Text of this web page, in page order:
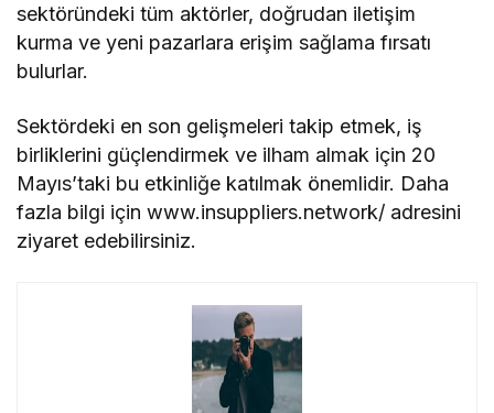
sektöründeki tüm aktörler, doğrudan iletişim
kurma ve yeni pazarlara erişim sağlama fırsatı
bulurlar.
Sektördeki en son gelişmeleri takip etmek, iş
birliklerini güçlendirmek ve ilham almak için 20
Mayıs’taki bu etkinliğe katılmak önemlidir. Daha
fazla bilgi için www.insuppliers.network/ adresini
ziyaret edebilirsiniz.